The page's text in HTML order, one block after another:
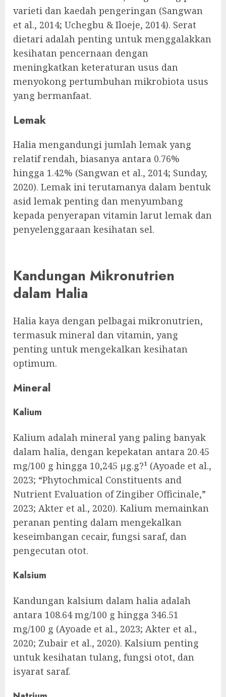
varieti dan kaedah pengeringan (Sangwan
et al., 2014; Uchegbu & Iloeje, 2014). Serat
dietari adalah penting untuk menggalakkan
kesihatan pencernaan dengan
meningkatkan keteraturan usus dan
menyokong pertumbuhan mikrobiota usus
yang bermanfaat.
Lemak
Halia mengandungi jumlah lemak yang
relatif rendah, biasanya antara 0.76%
hingga 1.42% (Sangwan et al., 2014; Sunday,
2020). Lemak ini terutamanya dalam bentuk
asid lemak penting dan menyumbang
kepada penyerapan vitamin larut lemak dan
penyelenggaraan kesihatan sel.
Kandungan Mikronutrien
dalam Halia
Halia kaya dengan pelbagai mikronutrien,
termasuk mineral dan vitamin, yang
penting untuk mengekalkan kesihatan
optimum.
Mineral
Kalium
Kalium adalah mineral yang paling banyak
dalam halia, dengan kepekatan antara 20.45
mg/100 g hingga 10,245 µg.g?¹ (Ayoade et al.,
2023; “Phytochmical Constituents and
Nutrient Evaluation of Zingiber Officinale,”
2023; Akter et al., 2020). Kalium memainkan
peranan penting dalam mengekalkan
keseimbangan cecair, fungsi saraf, dan
pengecutan otot.
Kalsium
Kandungan kalsium dalam halia adalah
antara 108.64 mg/100 g hingga 346.51
mg/100 g (Ayoade et al., 2023; Akter et al.,
2020; Zubair et al., 2020). Kalsium penting
untuk kesihatan tulang, fungsi otot, dan
isyarat saraf.